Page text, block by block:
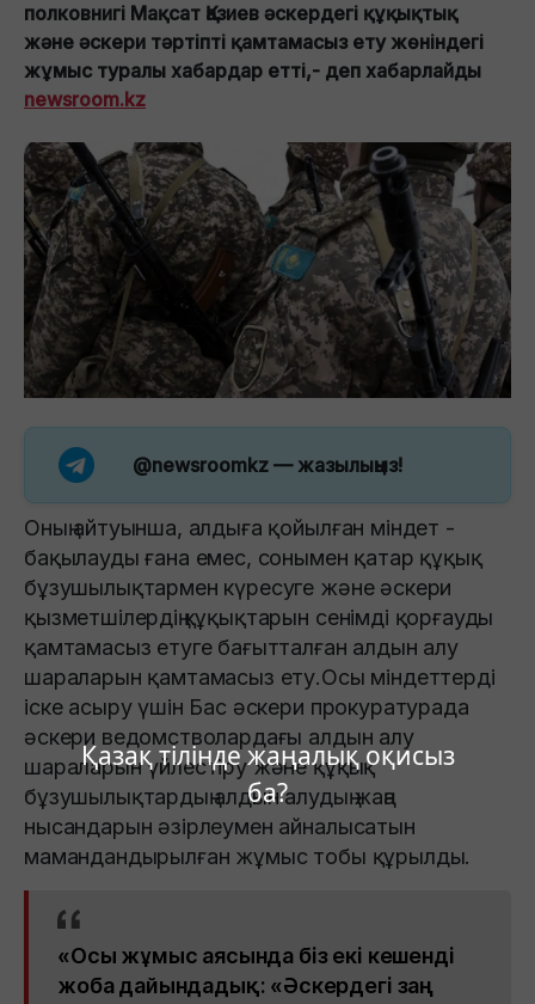
Қазақ тілінде жаңалық оқисыз
ба?
полковнигі Мақсат Қазиев әскердегі құқықтық
және әскери тәртіпті қамтамасыз ету жөніндегі
жұмыс туралы хабардар етті,- деп хабарлайды
newsroom.kz
@newsroomkz — жазылыңыз!
Оның айтуынша, алдыға қойылған міндет -
бақылауды ғана емес, сонымен қатар құқық
бұзушылықтармен күресуге және әскери
қызметшілердің құқықтарын сенімді қорғауды
қамтамасыз етуге бағытталған алдын алу
шараларын қамтамасыз ету.Осы міндеттерді
іске асыру үшін Бас әскери прокуратурада
әскери ведомстволардағы алдын алу
шараларын үйлестіру және құқық
бұзушылықтардың алдын алудың жаңа
нысандарын әзірлеумен айналысатын
мамандандырылған жұмыс тобы құрылды.
«Осы жұмыс аясында біз екі кешенді
жоба дайындадық: «Әскердегі заң